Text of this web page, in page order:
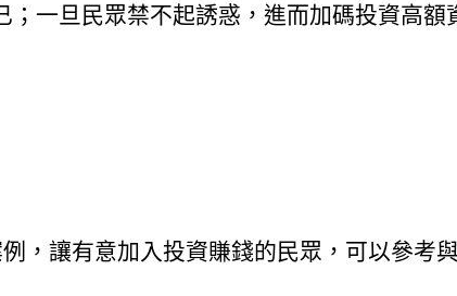
一旦民眾禁不起誘惑，進而加碼投資高額
，讓有意加入投資賺錢的民眾，可以參考